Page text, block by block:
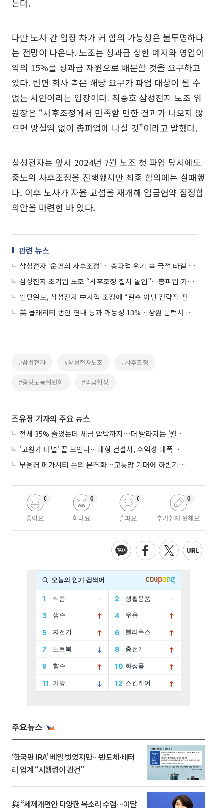
는다.
다만 노사 간 입장 차가 커 합의 가능성은 불투명하다
는 전망이 나온다. 노조는 성과급 상한 폐지와 영업이
익의 15%를 성과급 재원으로 배분할 것을 요구하고
있다. 반면 회사 측은 해당 요구가 파업 대상이 될 수
없는 사안이라는 입장이다. 최승호 삼성전자 노조 위
원장은 “사후조정에서 만족할 만한 결과가 나오지 않
으면 망설임 없이 총파업에 나설 것”이라고 말했다.
삼성전자는 앞서 2024년 7월 노조 첫 파업 당시에도
중노위 사후조정을 진행했지만 최종 합의에는 실패했
다. 이후 노사가 자율 교섭을 재개해 임금협약 잠정합
의안을 마련한 바 있다.
관련 뉴스
삼성전자 ‘운명의 사후조정’… 총파업 위기 속 극적 타결 이뤄낼까
삼성전자 초기업 노조 “사후조정 절차 돌입”…총파업 가능성도 여전
인민일보, 삼성전자 中사업 조정에 “철수 아닌 전략적 전환”
美 클래리티 법안 연내 통과 가능성 13%…상원 문턱서 제동
#삼성전자 #삼성전자노조 #사후조정
#중앙노동위원회 #임금협상
조유정 기자의 주요 뉴스
전세 35% 줄었는데 세금 압박까지⋯더 빨라지는 '월세화'
'고원가 터널' 끝 보인다…대형 건설사, 수익성 대폭 개선
부울경 메가시티 논의 본격화⋯교통망 기대에 하반기 분양시장 '주목'
좋아요
0
화나요
0
슬퍼요
0
추가취재 원해요
0
주요뉴스
‘한국판 IRA’ 베일 벗었지만…반도체·배터
리 업계 “시행령이 관건”
與 “세제개편안 다양한 목소리 수렴…이달